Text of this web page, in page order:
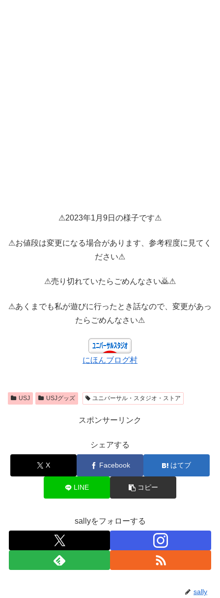
⚠2023年1月9日の様子です⚠
⚠お値段は変更になる場合があります、参考程度に見てく
ださい⚠
⚠売り切れていたらごめんなさい🙇⚠
⚠あくまでも私が遊びに行ったとき話なので、変更があっ
たらごめんなさい⚠
にほんブログ村
USJ USJグッズ ユニバーサル・スタジオ・ストア
スポンサーリンク
シェアする
X Facebook はてブ
LINE コピー
sallyをフォローする
sally